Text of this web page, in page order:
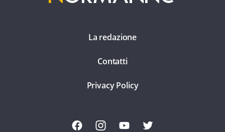
La redazione
Contatti
Privacy Policy